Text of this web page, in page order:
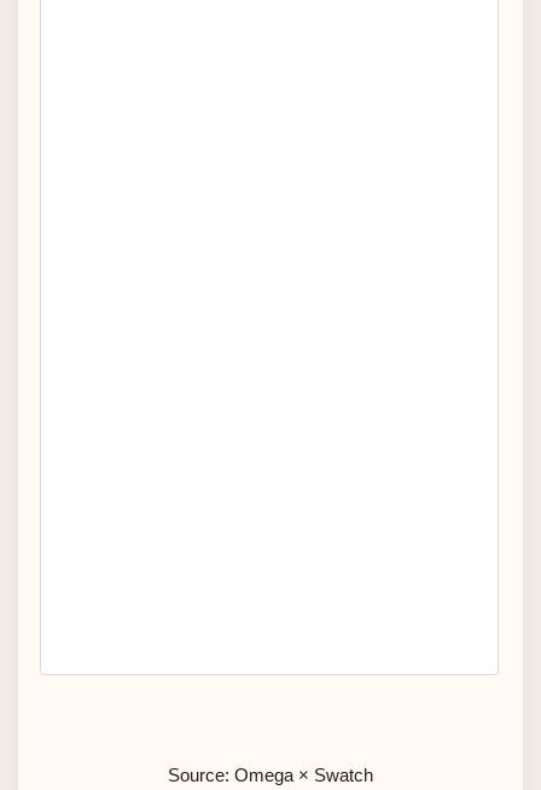
Source: Omega × Swatch